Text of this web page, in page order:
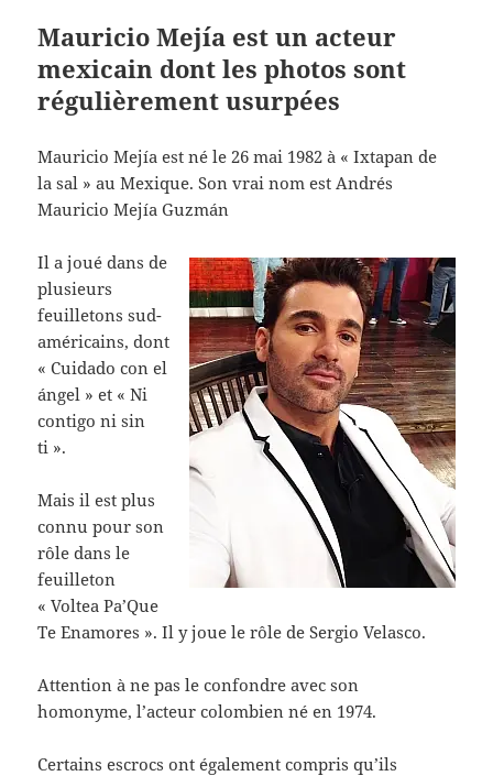
Mauricio Mejía est un acteur
mexicain dont les photos sont
régulièrement usurpées
Mauricio Mejía est né le 26 mai 1982 à « Ixtapan de
la sal » au Mexique. Son vrai nom est Andrés
Mauricio Mejía Guzmán
Il a joué dans de
plusieurs
feuilletons sud-
américains, dont
« Cuidado con el
ángel » et « Ni
contigo ni sin
ti ».
Mais il est plus
connu pour son
rôle dans le
feuilleton
« Voltea Pa’Que
Te Enamores ». Il y joue le rôle de Sergio Velasco.
Attention à ne pas le confondre avec son
homonyme, l’acteur colombien né en 1974.
Certains escrocs ont également compris qu’ils